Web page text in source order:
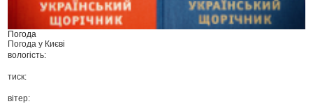
Погода
Погода у Києві
вологість:
тиск:
вітер: